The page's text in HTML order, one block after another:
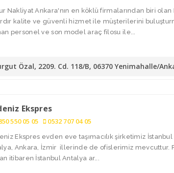
Nakliyat Ankara'nın en köklü firmalarından biri
kalite ve güvenli hizmet ile müşterilerini
personel ve son model araç filosu ile...
Özal, 2209. Cd. 118/B, 06370 Yenimahalle/
Ekspres
550 05 05 0532 707 04 05
Ekspres evden eve taşımacılık şirketimiz
Ankara, İzmir illerinde de ofislerimiz mevcuttur.
itibaren İstanbul Antalya ar...